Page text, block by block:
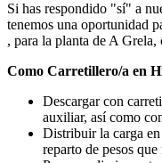
Si has respondido "sí" a
tenemos una oportunidad
, para la planta de A Grela,
Como Carretillero/a en
Descargar con
auxiliar, así como
Distribuir la carga
reparto de pesos